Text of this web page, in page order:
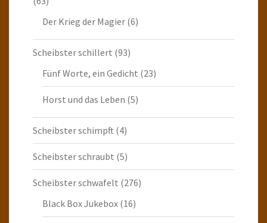
Der Krieg der Magier (6)
Scheibster schillert (93)
Fünf Worte, ein Gedicht (23)
Horst und das Leben (5)
Scheibster schimpft (4)
Scheibster schraubt (5)
Scheibster schwafelt (276)
Black Box Jukebox (16)